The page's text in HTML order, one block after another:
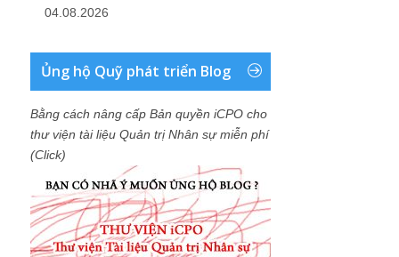
04.08.2026
Ủng hộ Quỹ phát triển Blog
Bằng cách nâng cấp Bản quyền iCPO cho
thư viện tài liệu Quản trị Nhân sự miễn phí
(Click)